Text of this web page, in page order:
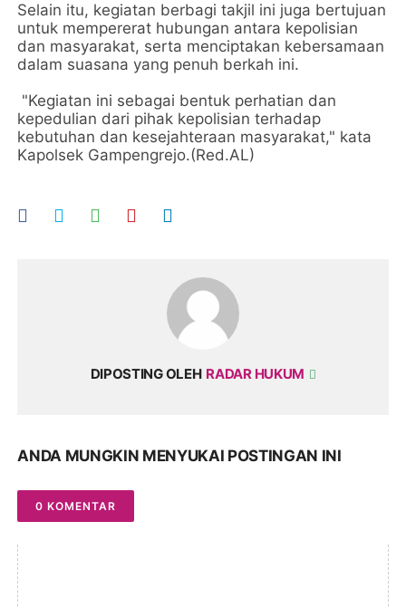
Selain itu, kegiatan berbagi takjil ini juga bertujuan
untuk mempererat hubungan antara kepolisian
dan masyarakat, serta menciptakan kebersamaan
dalam suasana yang penuh berkah ini.
"Kegiatan ini sebagai bentuk perhatian dan
kepedulian dari pihak kepolisian terhadap
kebutuhan dan kesejahteraan masyarakat," kata
Kapolsek Gampengrejo.(Red.AL)
DIPOSTING OLEH RADAR HUKUM
ANDA MUNGKIN MENYUKAI POSTINGAN INI
0 KOMENTAR